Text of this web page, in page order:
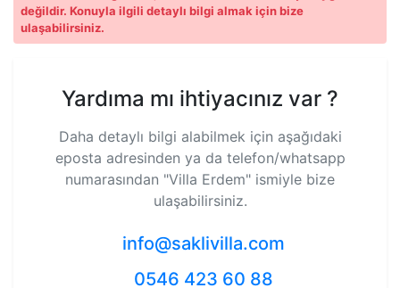
değildir. Konuyla ilgili detaylı bilgi almak için bize
ulaşabilirsiniz.
Yardıma mı ihtiyacınız var ?
Daha detaylı bilgi alabilmek için aşağıdaki
eposta adresinden ya da telefon/whatsapp
numarasından "Villa Erdem" ismiyle bize
ulaşabilirsiniz.
info@saklivilla.com
0546 423 60 88